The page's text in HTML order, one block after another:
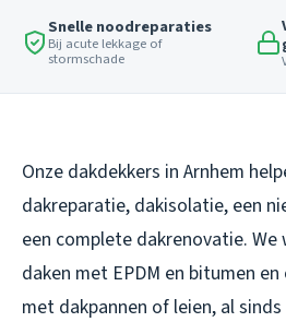
Snelle noodreparaties
Bij acute lekkage of
stormschade
Onze dakdekkers in Arnhem
dakreparatie, dakisolatie, een
een complete dakrenovatie.
daken met EPDM en bitumen
met dakpannen of leien, al